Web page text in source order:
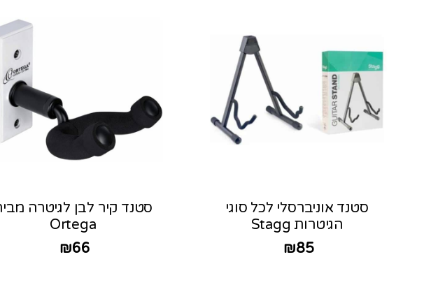
סטנד אוניברסלי לכל סוגי
הגיטרות Stagg
₪85
סטנד קיר לבן לגיטרה
Ortega
₪66